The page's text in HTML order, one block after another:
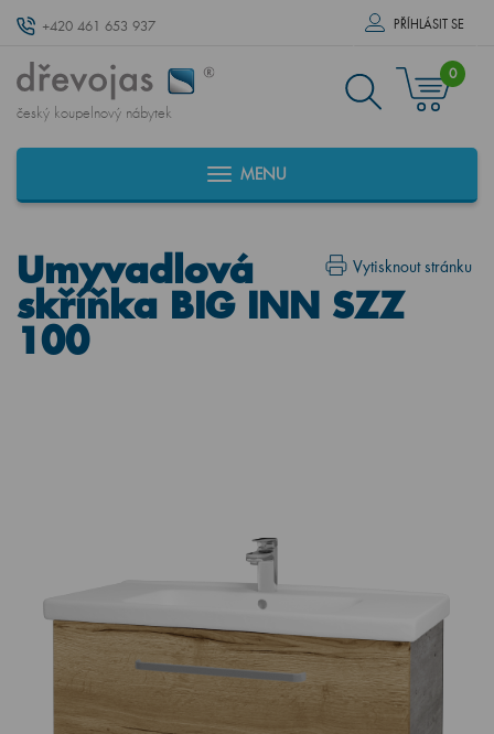
+420 461 653 937 PŘÍHLÁSIT SE
český koupelnový nábytek
0
MENU
Vytisknout stránku
Umyvadlová
skříňka BIG INN SZZ
100